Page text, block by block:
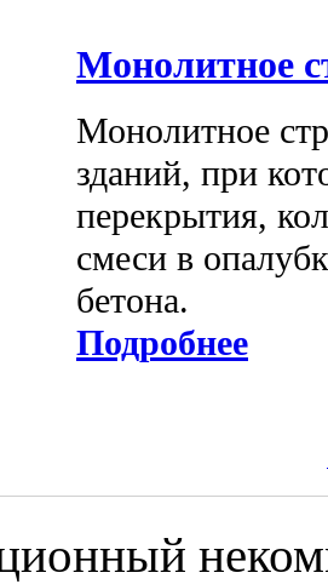
Монолитное
Монолитное
зданий, при
перекрытия,
смеси в
бетона.
Подробнее